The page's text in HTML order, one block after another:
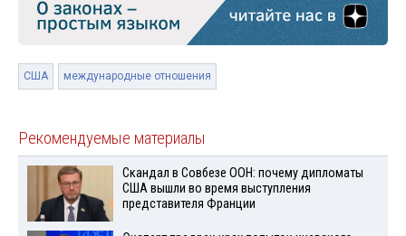
США международные отношения
Рекомендуемые материалы
Скандал в Совбезе ООН: почему дипломаты
США вышли во время выступления
представителя Франции